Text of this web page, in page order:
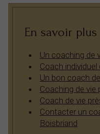
En savoir plus
Un coaching de
Coach individuel
Un bon coach
Coaching de vie
Coach de vie
Contacter un
Boisbriand